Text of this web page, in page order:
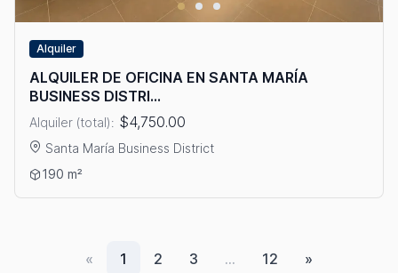
Alquiler
ALQUILER DE OFICINA EN SANTA MARÍA
BUSINESS DISTRI...
Alquiler (total): $4,750.00
Santa María Business District
Ver detalles: ALQUILER DE OFICINA EN SANTA MARÍA
190 m²
« 1 2 3 … 12 »